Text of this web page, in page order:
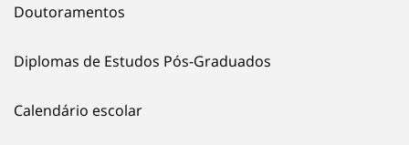
Doutoramentos
Diplomas de Estudos Pós-Graduados
Calendário escolar